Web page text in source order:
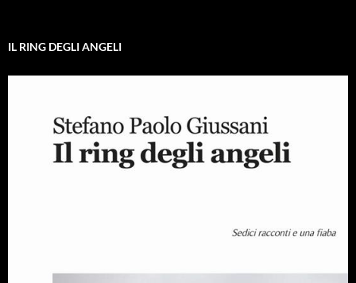
IL RING DEGLI ANGELI